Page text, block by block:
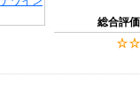
総合評価